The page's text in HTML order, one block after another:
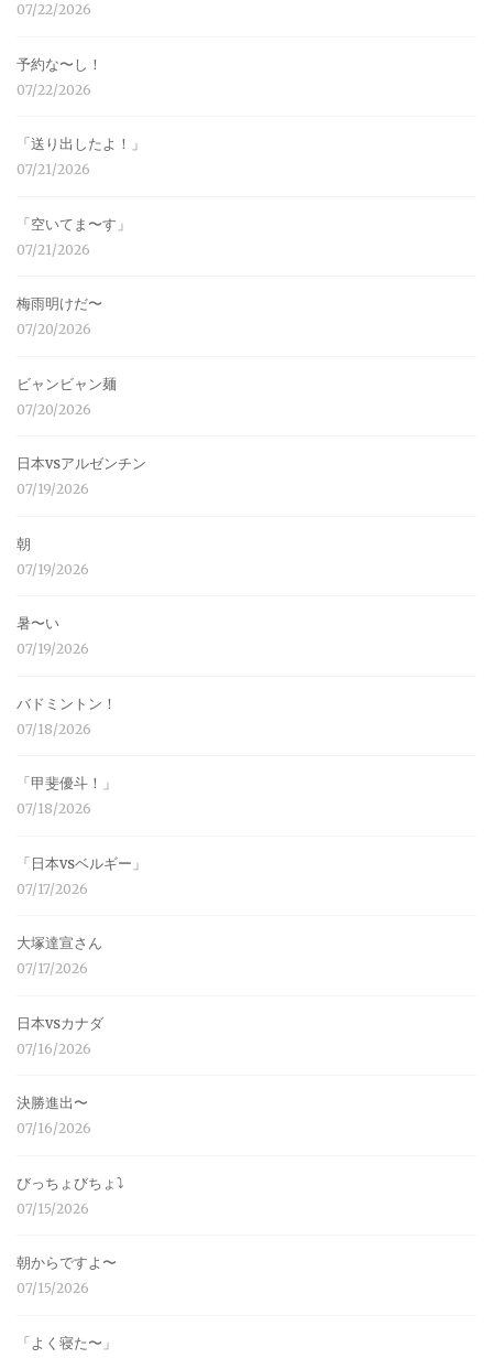
07/22/2026
予約な〜し！
07/22/2026
「送り出したよ！」
07/21/2026
「空いてま〜す」
07/21/2026
梅雨明けだ〜
07/20/2026
ビャンビャン麺
07/20/2026
日本vsアルゼンチン
07/19/2026
朝
07/19/2026
暑〜い
07/19/2026
バドミントン！
07/18/2026
「甲斐優斗！」
07/18/2026
「日本vsベルギー」
07/17/2026
大塚達宣さん
07/17/2026
日本vsカナダ
07/16/2026
決勝進出〜
07/16/2026
びっちょびちょ⤵︎
07/15/2026
朝からですよ〜
07/15/2026
「よく寝た〜」